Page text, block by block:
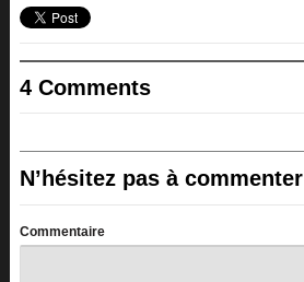
4 Comments
N’hésitez pas à commenter
Commentaire